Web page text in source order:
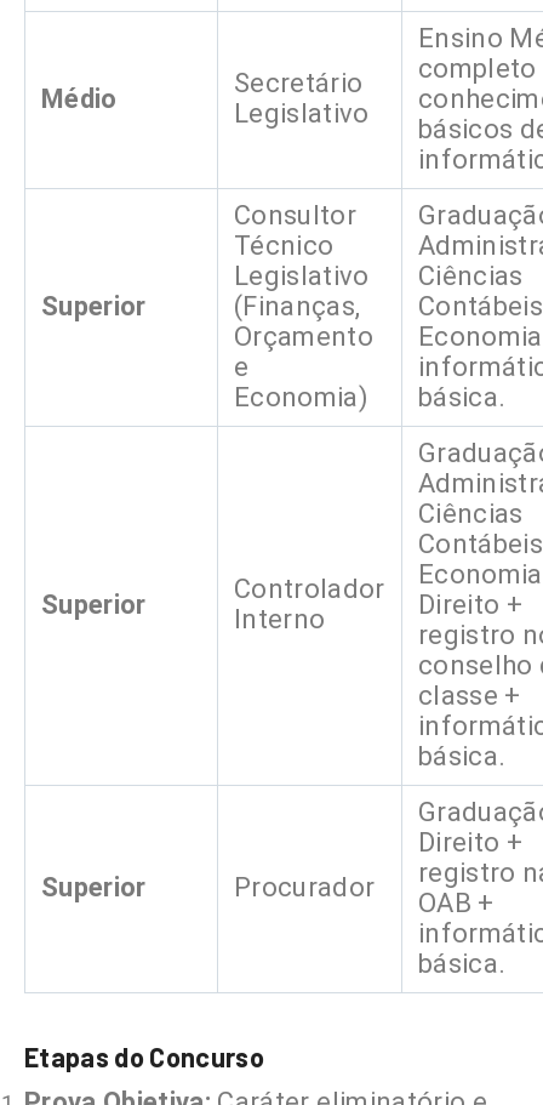
Médio
Secretário
Legislativo
Ensino
completo
básicos
Superior
Consultor
Técnico
Legislativo
(Finanças,
Orçamento
e
Economia)
Ciências
básica.
Superior
Controlador
Interno
Ciências
Direito +
registro
conselho
classe +
básica.
Superior Procurador
Direito +
registro
OAB +
básica.
Etapas do Concurso